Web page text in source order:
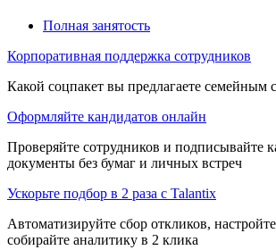
Полная занятость
Корпоративная поддержка сотрудников
Какой соцпакет вы предлагаете семейным
Оформляйте кандидатов онлайн
Проверяйте сотрудников и подписывайте
документы без бумаг и личных встреч
Ускорьте подбор в 2 раза с Talantix
Автоматизируйте сбор откликов,
собирайте аналитику в 2 клика